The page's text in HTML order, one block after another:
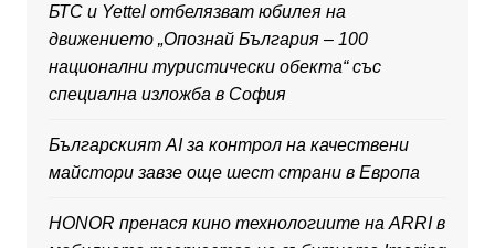
БТС и Yettel отбелязват юбилея на
движението „Опознай България – 100
национални туристически обекта“ със
специална изложба в София
Българският AI за контрол на качествени
майстори завзе още шест страни в Европа
HONOR пренася кино технологиите на ARRI в